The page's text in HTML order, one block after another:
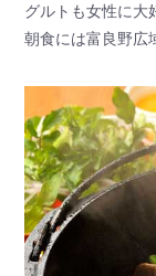
グルトも女性に大
朝食には富良野広